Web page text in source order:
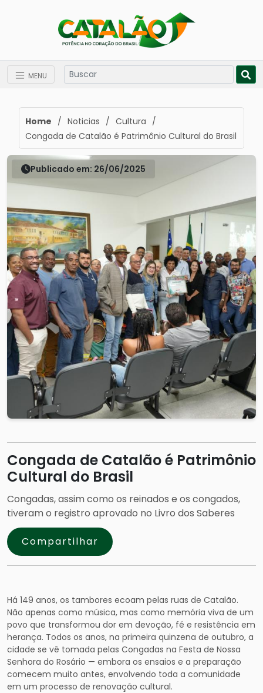
MENU
Home / Noticias / Cultura /
Congada de Catalão é Patrimônio Cultural do Brasil
Publicado em: 26/06/2025
Congada de Catalão é Patrimônio
Cultural do Brasil
Congadas, assim como os reinados e os congados,
tiveram o registro aprovado no Livro dos Saberes
Compartilhar
Há 149 anos, os tambores ecoam pelas ruas de Catalão.
Não apenas como música, mas como memória viva de um
povo que transformou dor em devoção, fé e resistência em
herança. Todos os anos, na primeira quinzena de outubro, a
cidade se vê tomada pelas Congadas na Festa de Nossa
Senhora do Rosário — embora os ensaios e a preparação
comecem muito antes, envolvendo toda a comunidade
em um processo de renovação cultural.